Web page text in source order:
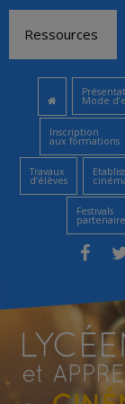
contenu
Ressources
Mode
Inscription
aux formations
Travaux
d’élèves
Festivals